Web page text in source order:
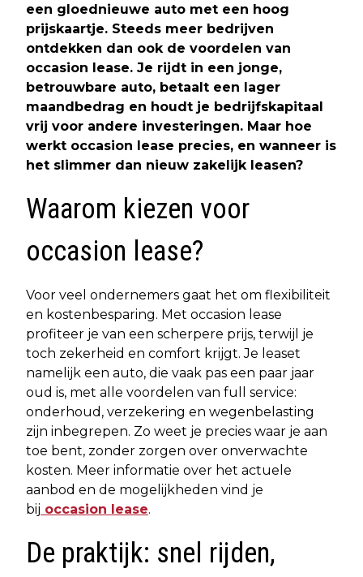
een gloednieuwe auto met een hoog
prijskaartje. Steeds meer bedrijven
ontdekken dan ook de voordelen van
occasion lease. Je rijdt in een jonge,
betrouwbare auto, betaalt een lager
maandbedrag en houdt je bedrijfskapitaal
vrij voor andere investeringen. Maar hoe
werkt occasion lease precies, en wanneer is
het slimmer dan nieuw zakelijk leasen?
Waarom kiezen voor
occasion lease?
Voor veel ondernemers gaat het om flexibiliteit
en kostenbesparing. Met occasion lease
profiteer je van een scherpere prijs, terwijl je
toch zekerheid en comfort krijgt. Je leaset
namelijk een auto, die vaak pas een paar jaar
oud is, met alle voordelen van full service:
onderhoud, verzekering en wegenbelasting
zijn inbegrepen. Zo weet je precies waar je aan
toe bent, zonder zorgen over onverwachte
kosten. Meer informatie over het actuele
aanbod en de mogelijkheden vind je
bij occasion lease.
De praktijk: snel rijden,